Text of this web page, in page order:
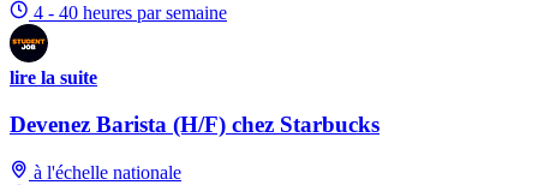
4 - 40 heures par semaine
lire la suite
Devenez Barista (H/F) chez Starbucks
à l'échelle nationale